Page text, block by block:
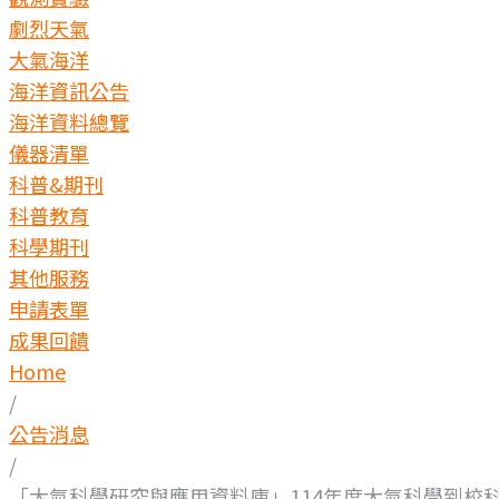
劇烈天氣
大氣海洋
海洋資訊公告
海洋資料總覽
儀器清單
科普&期刊
科普教育
科學期刊
其他服務
申請表單
成果回饋
Home
/
公告消息
/